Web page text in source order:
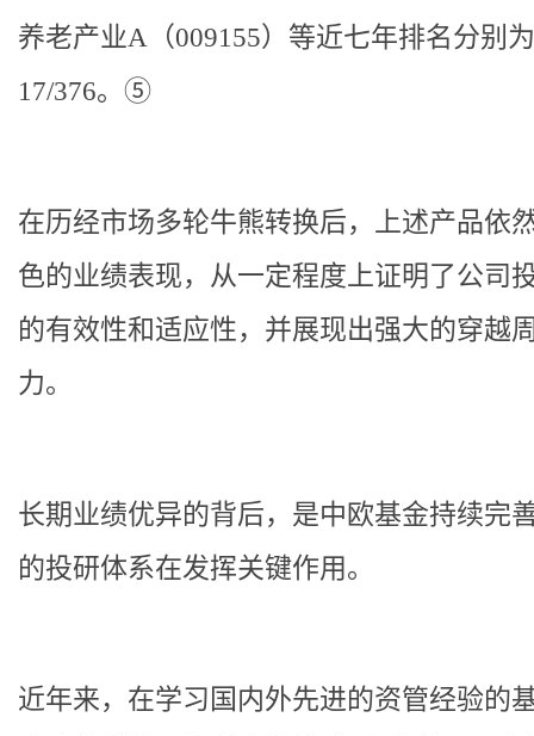
养老产业A（009155） 等近七年排名分别
17/376。⑤
在历经市场多轮牛熊转换后，上述产品依
色的业绩表现，从一定程度上证明了公司
的有效性和适应性，并展现出强大的穿越
力。
长期业绩优异的背后，是中欧基金持续完
的投研体系在发挥关键作用。
近年来，在学习国内外先进的资管经验的